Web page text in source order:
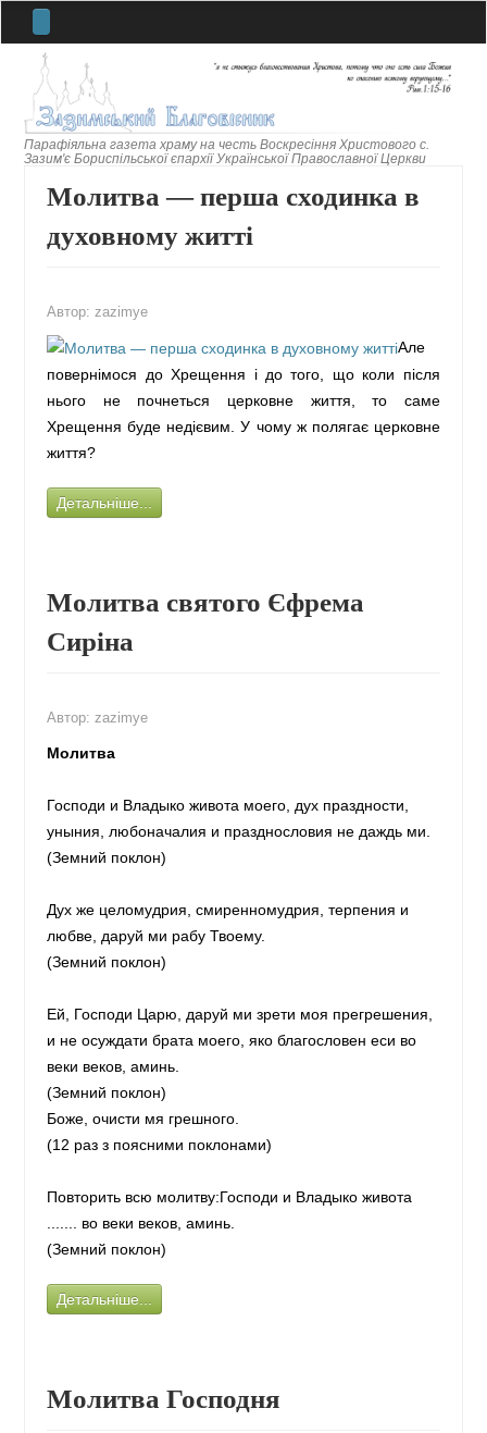
Парафіяльна газета храму на честь Воскресіння Христового с.
Зазим'є Бориспільської єпархії Української Православної Церкви
ГОЛОВНА
ПРО ГАЗЕТУ
РЕДАКЦІЯ
ONLINE-АРХІВ ГАЗЕТИ
СІМ'Я ТА ВИХОВАННЯ
ОСНОВИ ВІРИ
СПРАВЖНІ ХРИСТИЯНИ
ШКОЛА МОЛИТВИ
ПРИТЧІ ТА ПОВЧАННЯ
ПОДОРОЖ ДО БОГА
КАТЕХІЗАЦІЯ
БОГОСЛОВСЬКІ КУРСИ
НЕДІЛЬНА ШКОЛА ДЛЯ ДІТЕЙ
ФОТОЛІТОПИС
НАШ ХРАМ
КОНТАКТИ
Молитва — перша сходинка в
духовному житті
Автор: zazimye
Але
повернімося до Хрещення і до того, що коли після
нього не почнеться церковне життя, то саме
Хрещення буде недієвим. У чому ж полягає церковне
життя?
Детальніше...
Молитва святого Єфрема
Сиріна
Автор: zazimye
Молитва
Господи и Владыко живота моего, дух праздности,
уныния, любоначалия и празднословия не даждь ми.
(Земний поклон)
Дух же целомудрия, смиренномудрия, терпения и
любве, даруй ми рабу Твоему.
(Земний поклон)
Ей, Господи Царю, даруй ми зрети моя прегрешения,
и не осуждати брата моего, яко благословен еси во
веки веков, аминь.
(Земний поклон)
Боже, очисти мя грешного.
(12 раз з поясними поклонами)
Повторить всю молитву:Господи и Владыко живота
....... во веки веков, аминь.
(Земний поклон)
Детальніше...
Молитва Господня